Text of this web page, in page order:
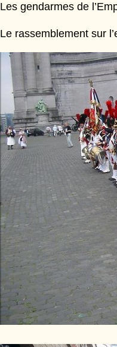
Les gendarmes de
Le rassemblement sur